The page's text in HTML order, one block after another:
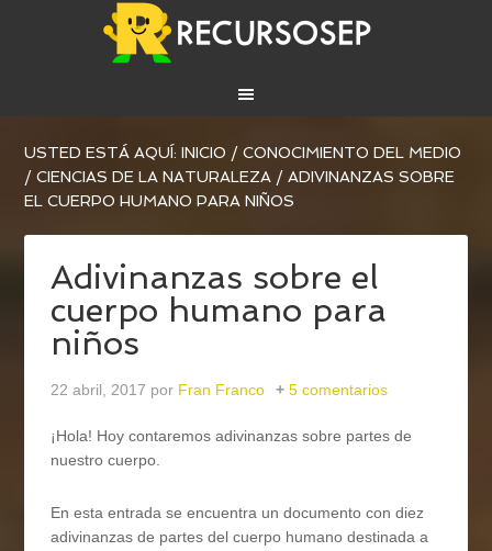
USTED ESTÁ AQUÍ:INICIO / CONOCIMIENTO DEL MEDIO
/ CIENCIAS DE LA NATURALEZA / ADIVINANZAS SOBRE
EL CUERPO HUMANO PARA NIÑOS
Adivinanzas sobre el
cuerpo humano para
niños
22 abril, 2017 por Fran Franco 5 comentarios
¡Hola! Hoy contaremos adivinanzas sobre partes de
nuestro cuerpo.
En esta entrada se encuentra un documento con diez
adivinanzas de partes del cuerpo humano destinada a